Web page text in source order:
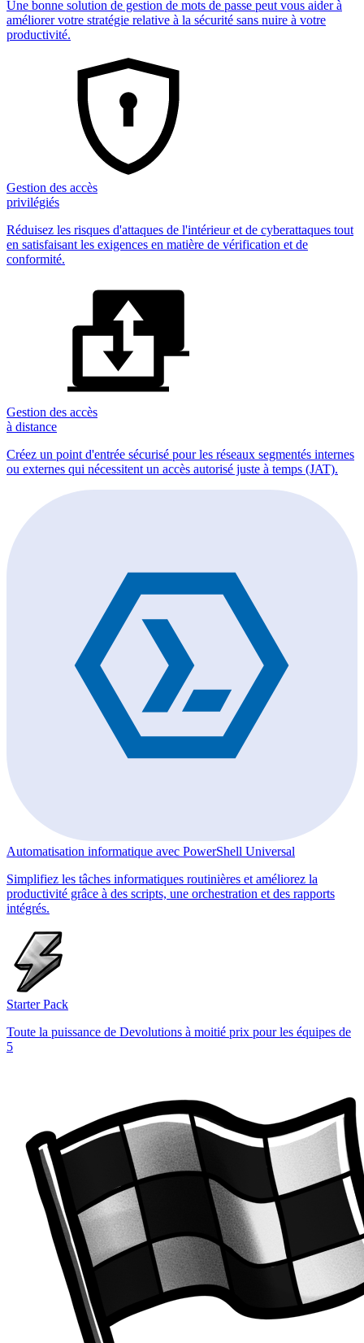
Une bonne solution de gestion de mots de passe peut vous aider à
améliorer votre stratégie relative à la sécurité sans nuire à votre
productivité.
Gestion des accès
privilégiés
Réduisez les risques d'attaques de l'intérieur et de cyberattaques tout
en satisfaisant les exigences en matière de vérification et de
conformité.
Gestion des accès
à distance
Créez un point d'entrée sécurisé pour les réseaux segmentés internes
ou externes qui nécessitent un accès autorisé juste à temps (JAT).
Automatisation informatique avec PowerShell Universal
Simplifiez les tâches informatiques routinières et améliorez la
productivité grâce à des scripts, une orchestration et des rapports
intégrés.
Starter Pack
Toute la puissance de Devolutions à moitié prix pour les équipes de
5